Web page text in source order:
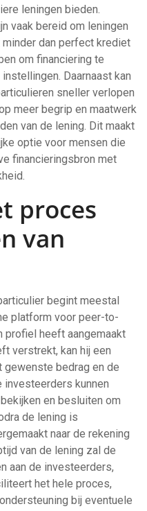
leningen bieden.
vaak bereid om leningen
dan perfect krediet
om financiering te
Daarnaast kan
sneller verlopen
meer begrip en maatwerk
van de lening. Dit maakt
optie voor mensen die
financieringsbron met
proces
van
begint meestal
platform voor peer-to-
profiel heeft aangemaakt
verstrekt, kan hij een
gewenste bedrag en de
kunnen
en besluiten om
de lening is
naar de rekening
van de lening zal de
aan de investeerders,
het hele proces,
bij eventuele